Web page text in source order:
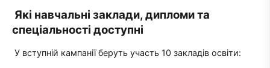
Які навчальні заклади, дипломи та
спеціальності доступні
У вступній кампанії беруть участь 10 закладів освіти: